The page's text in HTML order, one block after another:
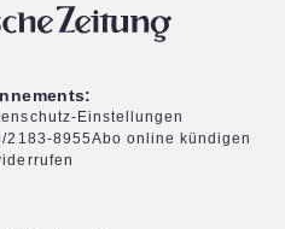
Einstellungen
2183-8955Abo online kündigen